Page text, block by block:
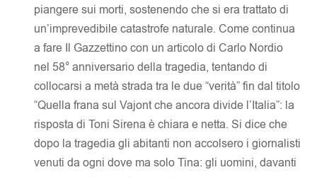
piangere sui morti, sostenendo che si era trattato di
un’imprevedibile catastrofe naturale. Come continua
a fare Il Gazzettino con un articolo di Carlo Nordio
nel 58° anniversario della tragedia, tentando di
collocarsi a metà strada tra le due “verità” fin dal titolo
“Quella frana sul Vajont che ancora divide l’Italia”: la
risposta di Toni Sirena è chiara e netta. Si dice che
dopo la tragedia gli abitanti non accolsero i giornalisti
venuti da ogni dove ma solo Tina: gli uomini, davanti